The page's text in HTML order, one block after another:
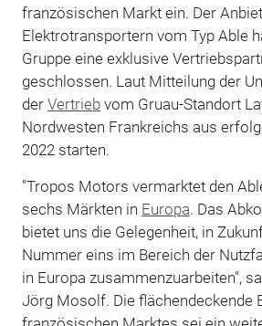
französischen Markt ein. Der
Elektrotransportern vom Typ Able
Gruppe eine exklusive
geschlossen. Laut Mitteilung der
der Vertriebvom Gruau-Standort
Nordwesten Frankreichs aus
2022 starten.
"Tropos Motors vermarktet den
sechs Märkten in Europa. Das
bietet uns die Gelegenheit, in
Nummer eins im Bereich der
in Europa zusammenzuarbeiten",
Jörg Mosolf. Die flächendeckende